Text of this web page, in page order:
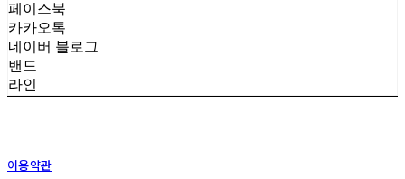
페이스북
카카오톡
네이버 블로그
밴드
라인
이용약관